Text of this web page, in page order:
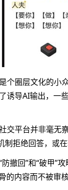
个圈层文化的小
诱导AI输出，一
交平台并非毫无
拒绝回答，或在
撤回”和“破甲”
的内容而不被审核